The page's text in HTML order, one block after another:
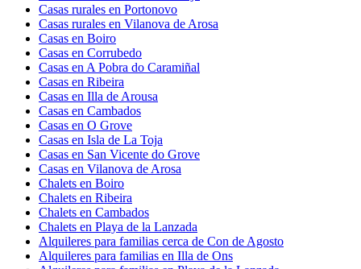
Casas rurales en Portonovo
Casas rurales en Vilanova de Arosa
Casas en Boiro
Casas en Corrubedo
Casas en A Pobra do Caramiñal
Casas en Ribeira
Casas en Illa de Arousa
Casas en Cambados
Casas en O Grove
Casas en Isla de La Toja
Casas en San Vicente do Grove
Casas en Vilanova de Arosa
Chalets en Boiro
Chalets en Ribeira
Chalets en Cambados
Chalets en Playa de la Lanzada
Alquileres para familias cerca de Con de Agosto
Alquileres para familias en Illa de Ons